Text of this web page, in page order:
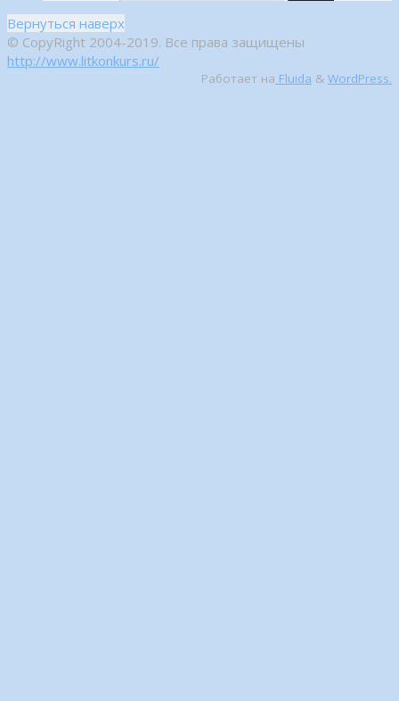
Вернуться наверх
© CopyRight 2004-2019. Все права защищены
http://www.litkonkurs.ru/
Работает на Fluida & WordPress.